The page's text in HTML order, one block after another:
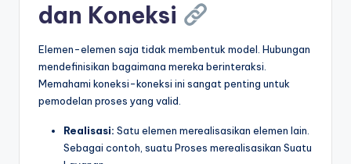
dan Koneksi
Elemen-elemen saja tidak membentuk model. Hubungan
mendefinisikan bagaimana mereka berinteraksi.
Memahami koneksi-koneksi ini sangat penting untuk
pemodelan proses yang valid.
Realisasi: Satu elemen merealisasikan elemen lain.
Sebagai contoh, suatu Proses merealisasikan Suatu